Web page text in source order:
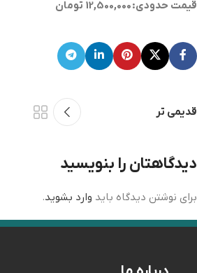
قیمت حدودی: 12,500,000 تومان
قدیمی تر
دیدگاهتان را بنویسید
برای نوشتن دیدگاه باید وارد بشوید.